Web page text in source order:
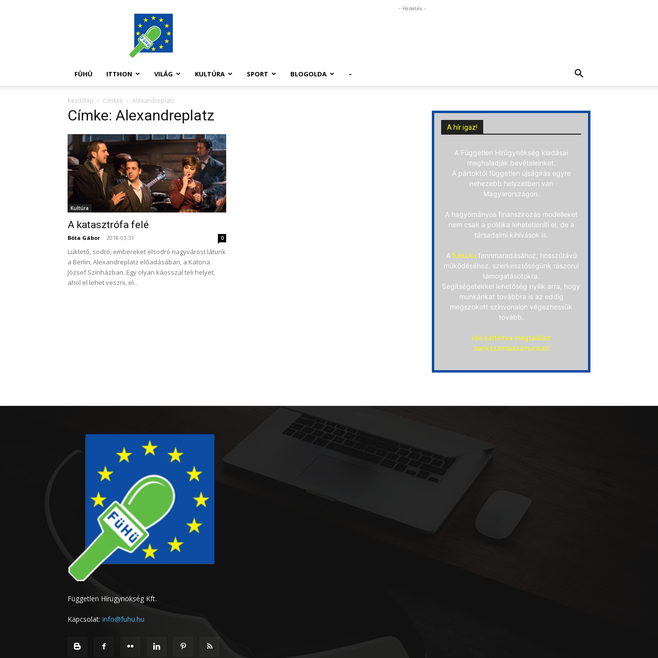
FüHü
- Hirdetés -
FÜHÜ ITTHON VILÁG KULTÚRA SPORT BLOGOLDA –
Kezdőlap Címkék Alexandreplatz
Címke: Alexandreplatz
Kultúra
A katasztrófa felé
Bóta Gábor - 2018-03-31 0
Lüktető, sodró, embereket elsodró nagyvárost látunk
a Berlin, Alexandreplatz előadásában, a Katona
József Színházban. Egy olyan káosszal teli helyet,
ahol el lehet veszni, el...
A hír igaz!
A Független Hírügynökség kiadásai
meghaladják bevételeinket.
A pártoktól független újságírás egyre
nehezebb helyzetben van
Magyarországon.
A hagyományos finanszírozás modelleket
nem csak a politika lehetetleníti el, de a
társadalmi kihívások is.
A fuhu.hu fennmaradásához, hosszútávú
működéséhez, szerkesztőségünk rászorul
támogatásotokra.
Segítségetekkel lehetőség nyílik arra, hogy
munkánkat továbbra is az eddig
megszokott színvonalon végezhessük
tovább.
Ide kattintva megtalálod
bankszámlaszámunkat!
Független Hírügynökség Kft.
Kapcsolat: info@fuhu.hu